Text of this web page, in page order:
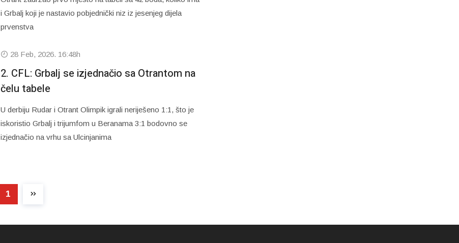
i Grbalj koji je nastavio pobjednički niz iz jesenjeg dijela
prvenstva
28 Feb, 2026. 16:48h
2. CFL: Grbalj se izjednačio sa Otrantom na
čelu tabele
U derbiju Rudar i Otrant Olimpik igrali neriješeno 1:1, što je
iskoristio Grbalj i trijumfom u Beranama 3:1 bodovno se
izjednačio na vrhu sa Ulcinjanima
1